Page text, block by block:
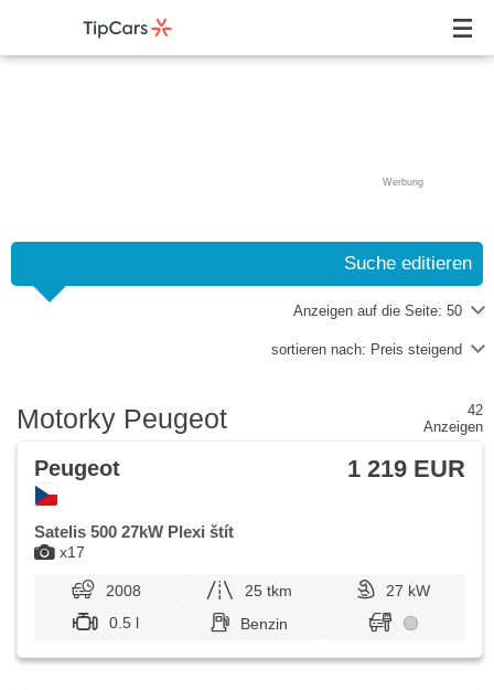
Werbung
Suche editieren
Anzeigen auf die Seite: 50
sortieren nach: Preis steigend
Motorky Peugeot
42
Anzeigen
x17
Peugeot 1 219 EUR
Satelis 500 27kW Plexi štít
2008 25 tkm
27 kW
0.5 l
Benzin